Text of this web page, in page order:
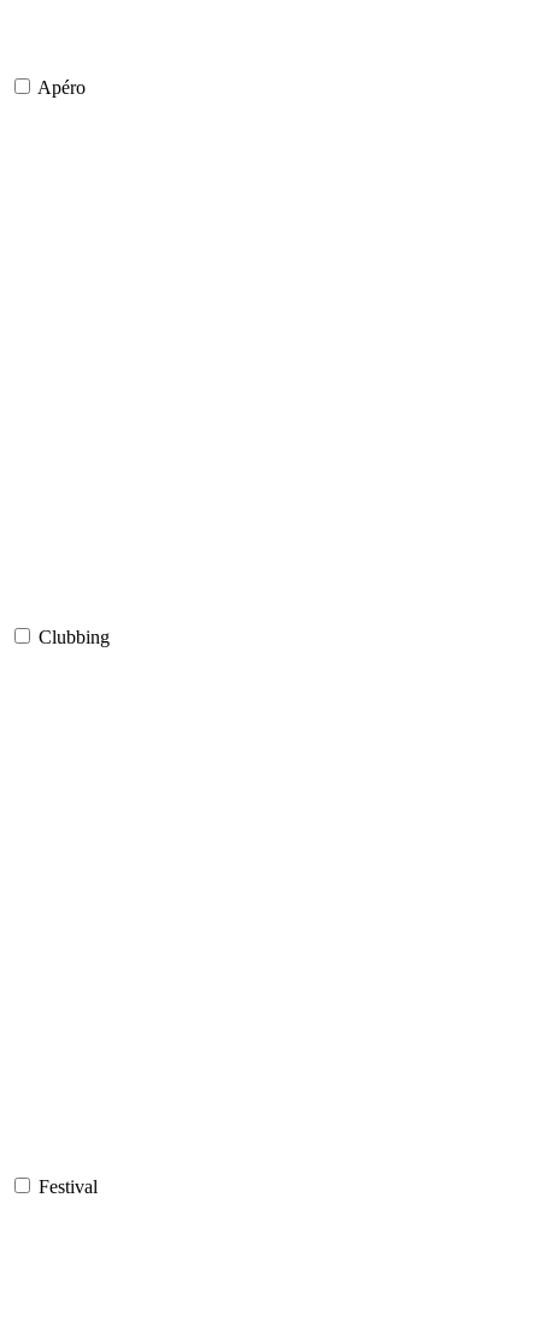
Apéro
Clubbing
Festival